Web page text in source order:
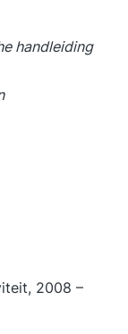
handleiding
2008 –